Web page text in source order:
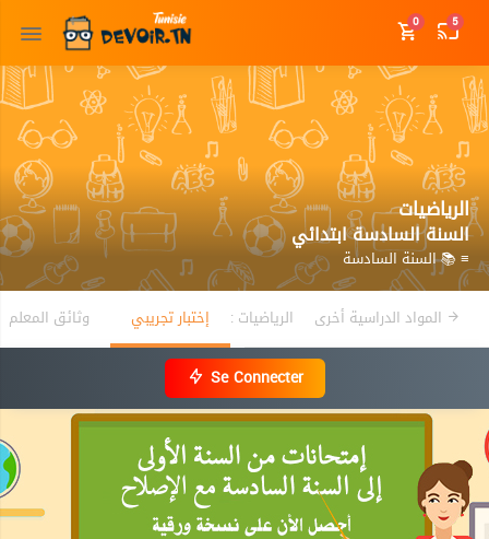
0 5
الرياضيات
السنة السادسة ابتدائي
≡ 📚 السنة السادسة
المواد الدراسية أخرى الرياضيات : إختبار تجريبي وثائق المعلم
Se Connecter